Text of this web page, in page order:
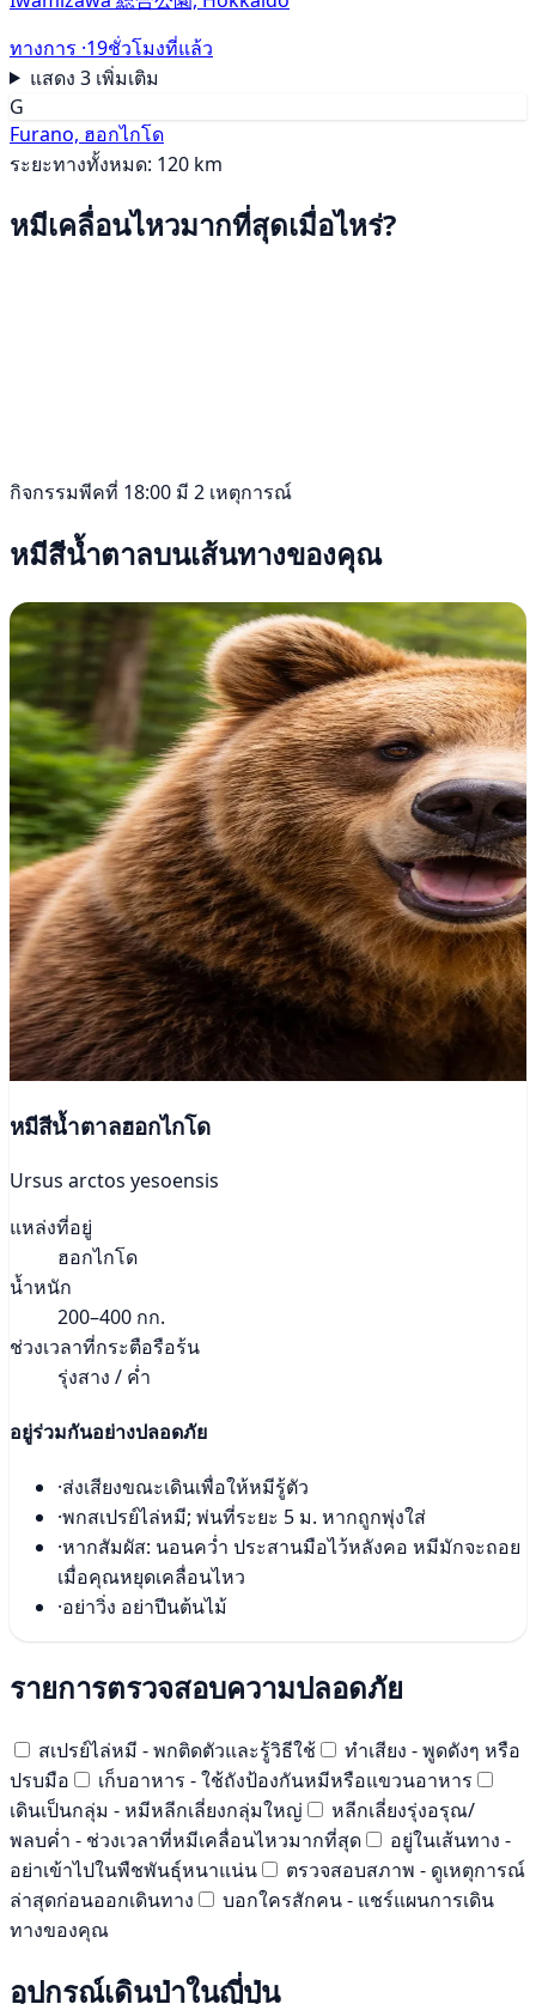
ทางการ ·19ชั่วโมงที่แล้ว
แสดง 3 เพิ่มเติม
G
Furano, ฮอกไกโด
ระยะทางทั้งหมด: 120 km
หมีเคลื่อนไหวมากที่สุดเมื่อไหร่?
กิจกรรมพีคที่ 18:00 มี 2 เหตุการณ์
หมีสีน้ำตาลบนเส้นทางของคุณ
หมีสีน้ำตาลฮอกไกโด
Ursus arctos yesoensis
แหล่งที่อยู่
ฮอกไกโด
น้ำหนัก
200–400 กก.
ช่วงเวลาที่กระตือรือร้น
รุ่งสาง / ค่ำ
อยู่ร่วมกันอย่างปลอดภัย
·ส่งเสียงขณะเดินเพื่อให้หมีรู้ตัว
·พกสเปรย์ไล่หมี; พ่นที่ระยะ 5 ม. หากถูกพุ่งใส่
·หากสัมผัส: นอนคว่ำ ประสานมือไว้หลังคอ หมีมักจะถอย
เมื่อคุณหยุดเคลื่อนไหว
·อย่าวิ่ง อย่าปีนต้นไม้
รายการตรวจสอบความปลอดภัย
สเปรย์ไล่หมี - พกติดตัวและรู้วิธีใช้
ทำเสียง - พูดดังๆ หรือ
ปรบมือ
เก็บอาหาร - ใช้ถังป้องกันหมีหรือแขวนอาหาร
เดินเป็นกลุ่ม - หมีหลีกเลี่ยงกลุ่มใหญ่
หลีกเลี่ยงรุ่งอรุณ/
พลบค่ำ - ช่วงเวลาที่หมีเคลื่อนไหวมากที่สุด
อยู่ในเส้นทาง -
อย่าเข้าไปในพืชพันธุ์หนาแน่น
ตรวจสอบสภาพ - ดูเหตุการณ์
ล่าสุดก่อนออกเดินทาง
บอกใครสักคน - แชร์แผนการเดิน
ทางของคุณ
อุปกรณ์เดินป่าในญี่ปุ่น